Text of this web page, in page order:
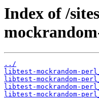
Index of /
../
libtest-mockrandom-
libtest-mockrandom-
libtest-mockrandom-
libtest-mockrandom-